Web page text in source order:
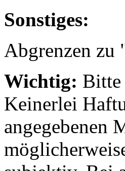
Sonstiges:
Abgrenzen zu
Wichtig: Bitte
Keinerlei
angegebenen